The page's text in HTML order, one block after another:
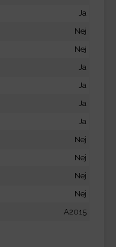
Ja
Nej
Nej
Ja
Ja
Ja
Ja
Nej
Nej
Nej
Nej
A2015